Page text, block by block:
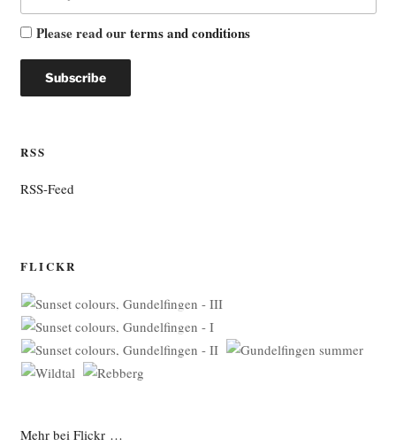
Please read ourterms and conditions
RSS
RSS-Feed
FLICKR
Mehr bei Flickr …